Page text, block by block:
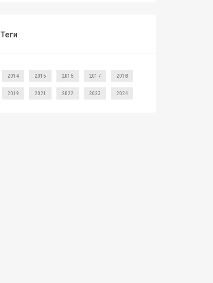
Теги
2014 2015 2016 2017 2018
2019 2021 2022 2023 2024